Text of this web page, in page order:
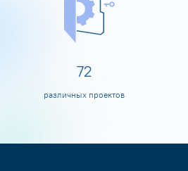
80
различных проектов